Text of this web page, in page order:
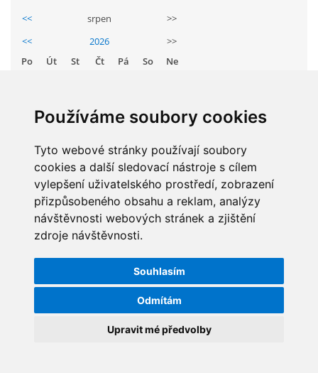
Používáme soubory cookies
Tyto webové stránky používají soubory
cookies a další sledovací nástroje s cílem
vylepšení uživatelského prostředí, zobrazení
přizpůsobeného obsahu a reklam, analýzy
návštěvnosti webových stránek a zjištění
zdroje návštěvnosti.
Souhlasím
Odmítám
Upravit mé předvolby
Základní škola, Zbraslav, okres Brno-venkov, příspěvková
organizace, IČ: 70994099
Komenského 280
Zbraslav
<< srpen
>>
<<
2026
>>
Po
Út St Čt Pá So
Ne
11 12 13 14 15
16
18 19 20 21 22
23
25 26 27 28 29
30
STATISTIKY